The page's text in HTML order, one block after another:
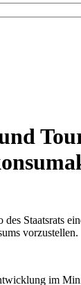
Staatsrats
vorzustellen.
im